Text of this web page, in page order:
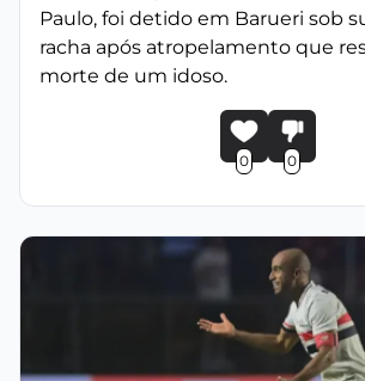
Paulo, foi detido em Barueri sob
racha após atropelamento que
morte de um idoso.
0 0